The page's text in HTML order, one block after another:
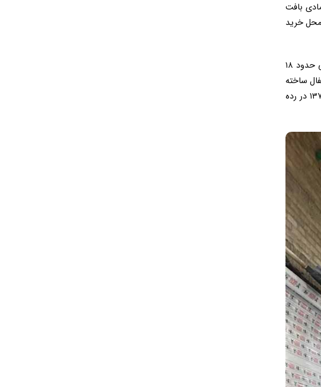
بافت
خرید
راسته های اصلی به نام های راسته بازار و بازار انارکی معروف هستند، و پنج ورودی اصلی دارد. مجموعه بازار مساحتی حدود ۱۸
سفال ساخته
شده، و طراحی داخل گنبدها با تنوع اندازه و شکل نمایی متفاوت را ایجاد نموده است. بازار سنتی شاهرود در سال ۱۳۷۸ در رده